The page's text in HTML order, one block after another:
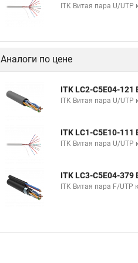
ITK Витая пара U/UTP
Аналоги по цене
ITK LC2-C5E04-121
ITK Витая пара U/UTP
ITK LC1-C5E10-111
ITK Витая пара U/UTP
ITK LC3-C5E04-379
ITK Витая пара F/UTP